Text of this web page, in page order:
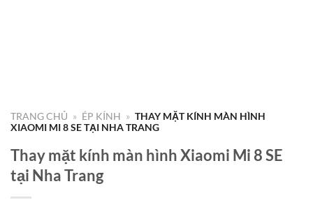
TRANG CHỦ » ÉP KÍNH » THAY MẶT KÍNH MÀN HÌNH
XIAOMI MI 8 SE TẠI NHA TRANG
Thay mặt kính màn hình Xiaomi Mi 8 SE
tại Nha Trang